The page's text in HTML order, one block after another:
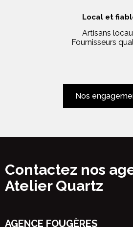
Local et
Artisans
Fournisseurs
Nos
Contactez nos
Atelier Quartz
AGENCE FOUGÈRES